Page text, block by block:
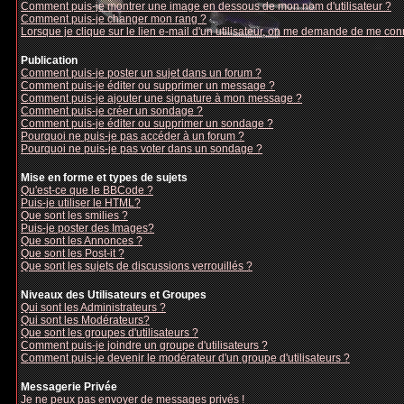
Comment puis-je montrer une image en dessous de mon nom d'utilisateur ?
Comment puis-je changer mon rang ?
Lorsque je clique sur le lien e-mail d'un utilisateur, on me demande de me
Publication
Comment puis-je poster un sujet dans un forum ?
Comment puis-je éditer ou supprimer un message ?
Comment puis-je ajouter une signature à mon message ?
Comment puis-je créer un sondage ?
Comment puis-je éditer ou supprimer un sondage ?
Pourquoi ne puis-je pas accéder à un forum ?
Pourquoi ne puis-je pas voter dans un sondage ?
Mise en forme et types de sujets
Qu'est-ce que le BBCode ?
Puis-je utiliser le HTML?
Que sont les smilies ?
Puis-je poster des Images?
Que sont les Annonces ?
Que sont les Post-it ?
Que sont les sujets de discussions verrouillés ?
Niveaux des Utilisateurs et Groupes
Qui sont les Administrateurs ?
Qui sont les Modérateurs?
Que sont les groupes d'utilisateurs ?
Comment puis-je joindre un groupe d'utilisateurs ?
Comment puis-je devenir le modérateur d'un groupe d'utilisateurs ?
Messagerie Privée
Je ne peux pas envoyer de messages privés !